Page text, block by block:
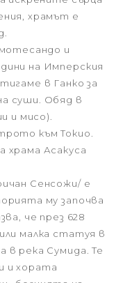
храмът е
и
на Имперския
в Ганко за
суши. Обяд в
и мисо).
към Токио.
храма Асакуса
Сенсожи/ е
му започва
че през 628
малка статуя в
в река Сумида. Те
и хората